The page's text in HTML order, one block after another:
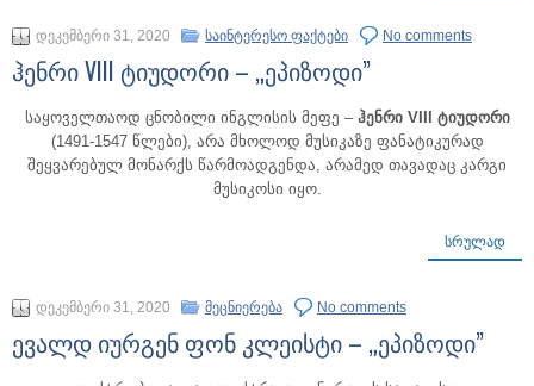
დეკემბერი 31, 2020 საინტერესო ფაქტები No comments
ჰენრი VIII ტიუდორი – „ეპიზოდი”
საყოველთაოდ ცნობილი ინგლისის მეფე – ჰენრი VIII ტიუდორი
(1491-1547 წლები), არა მხოლოდ მუსიკაზე ფანატიკურად
შეყვარებულ მონარქს წარმოადგენდა, არამედ თავადაც კარგი
მუსიკოსი იყო.
ᲡᲠᲣᲚᲐᲓ
დეკემბერი 31, 2020 მეცნიერება No comments
ევალდ იურგენ ფონ კლეისტი – „ეპიზოდი”